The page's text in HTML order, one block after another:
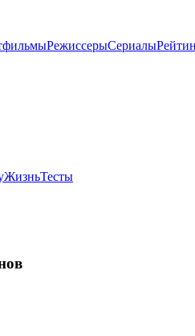
РежиссерыСериалы
ЖизньТесты